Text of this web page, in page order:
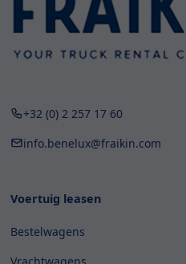
+32 (0) 2 257 17 60
info.benelux@fraikin.com
Voertuig leasen
Bestelwagens